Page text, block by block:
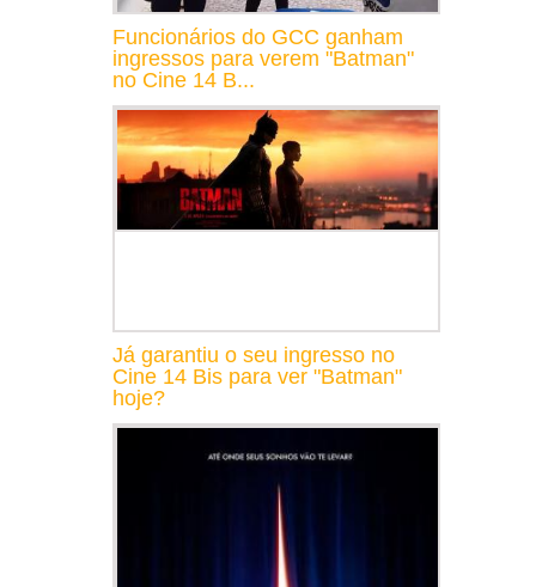
Funcionários do GCC ganham
ingressos para verem "Batman"
no Cine 14 B...
Já garantiu o seu ingresso no
Cine 14 Bis para ver "Batman"
hoje?